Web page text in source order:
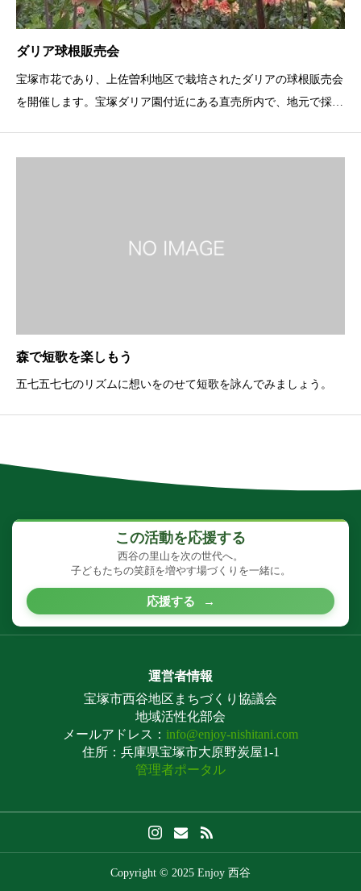
ダリア球根販売会
宝塚市花であり、上佐曽利地区で栽培されたダリアの球根販売会
を開催します。宝塚ダリア園付近にある直売所内で、地元で採れ
森で短歌を楽しもう
五七五七七のリズムに想いをのせて短歌を詠んでみましょう。
この活動を応援する
西谷の里山を次の世代へ。
子どもたちの笑顔を増やす場づくりを一緒に。
応援する →
運営者情報
宝塚市西谷地区まちづくり協議会
地域活性化部会
メールアドレス： info@enjoy-nishitani.com
住所：兵庫県宝塚市大原野炭屋1-1
管理者ポータル
Copyright © 2025 Enjoy 西谷